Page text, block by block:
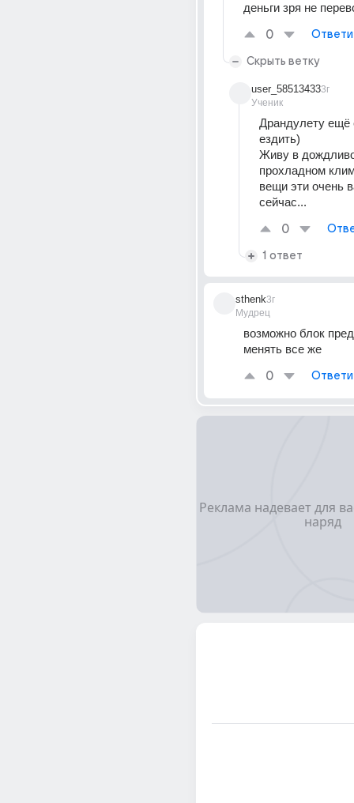
деньги зря не
0
Скрыть ветку
user_58513433
Ученик
3г
Драндулету ещё
ездить)
Живу в
прохладном
вещи эти очень
сейчас...
0
1 ответ
sthenk
Мудрец
3г
возможно блок
менять все же
0